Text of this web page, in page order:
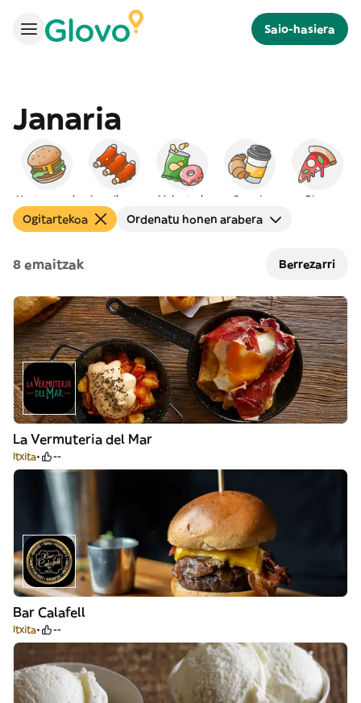
Saio-hasiera
Janaria
Hanburgesak Amerikarra Mokaduak Gosaria Pizza
Ogitartekoa Ordenatu honen arabera
8 emaitzak Berrezarri
La Vermuteria del Mar
Itxita --
Bar Calafell
Itxita --